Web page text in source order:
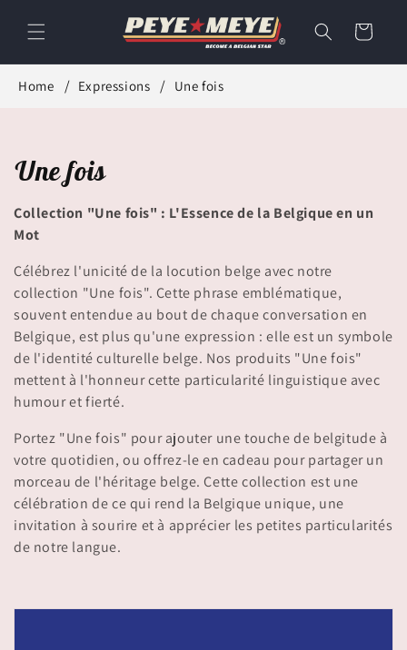
passer
au
Panier
Home Expressions Une fois
C
o
l
l
e
c
t
i
o
n
:
Une fois
Collection "Une fois" : L'Essence de la Belgique en un
Mot
Célébrez l'unicité de la locution belge avec notre
collection "Une fois". Cette phrase emblématique,
souvent entendue au bout de chaque conversation en
Belgique, est plus qu'une expression : elle est un symbole
de l'identité culturelle belge. Nos produits "Une fois"
mettent à l'honneur cette particularité linguistique avec
humour et fierté.
Portez "Une fois" pour ajouter une touche de belgitude à
votre quotidien, ou offrez-le en cadeau pour partager un
morceau de l'héritage belge. Cette collection est une
célébration de ce qui rend la Belgique unique, une
invitation à sourire et à apprécier les petites particularités
de notre langue.